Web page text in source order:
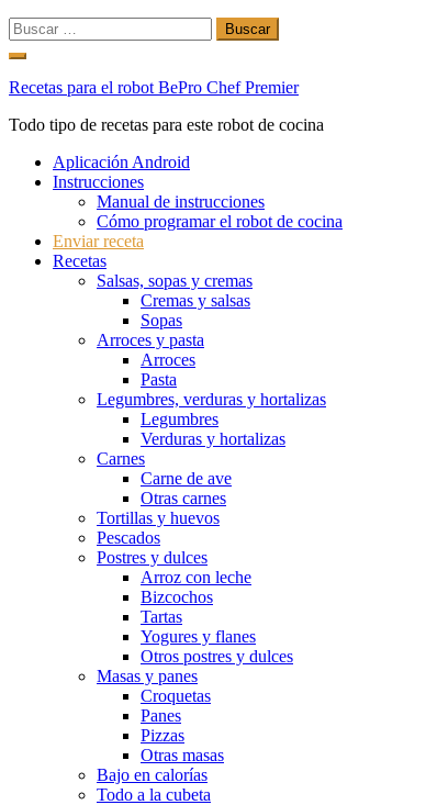
Buscar:
Ir
contenido
Recetas para el robot BePro Chef Premier
Todo tipo de recetas para este robot de cocina
Aplicación Android
Instrucciones
Manual de instrucciones
Cómo programar el robot de cocina
Enviar receta
Recetas
Salsas, sopas y cremas
Cremas y salsas
Sopas
Arroces y pasta
Arroces
Pasta
Legumbres, verduras y hortalizas
Legumbres
Verduras y hortalizas
Carnes
Carne de ave
Otras carnes
Tortillas y huevos
Pescados
Postres y dulces
Arroz con leche
Bizcochos
Tartas
Yogures y flanes
Otros postres y dulces
Masas y panes
Croquetas
Panes
Pizzas
Otras masas
Bajo en calorías
Todo a la cubeta